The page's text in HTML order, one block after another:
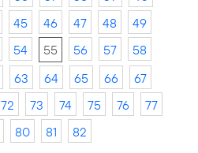
45 46 47 48
49
54 55 56 57
58
63 64 65 66
67
72 73 74 75 76
77
80 81 82